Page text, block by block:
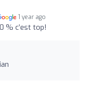
1 year ago
% c’est top!